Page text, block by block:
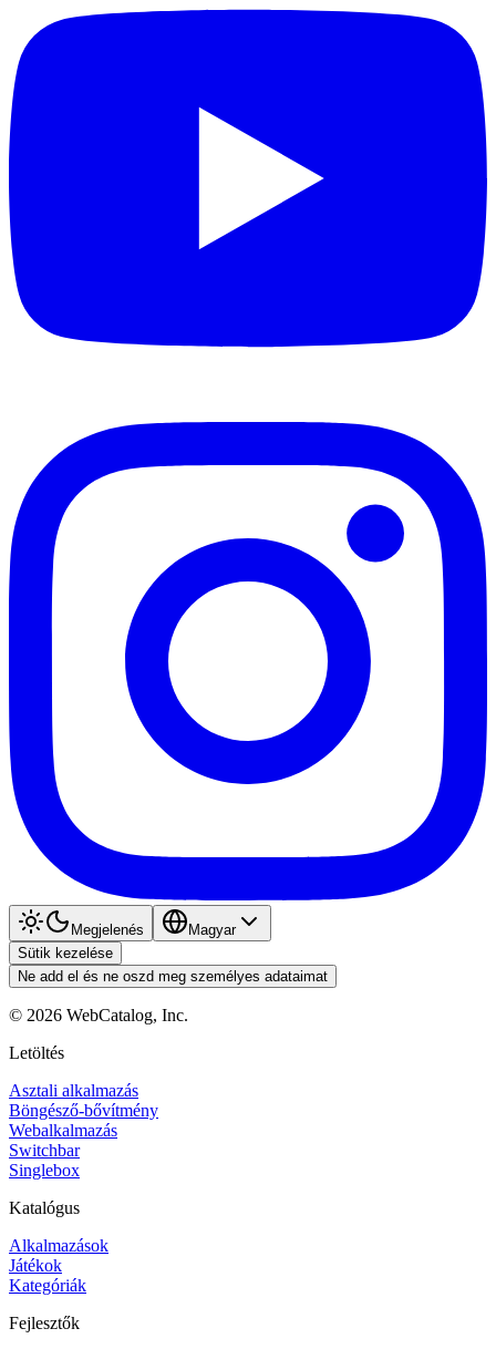
Megjelenés
Magyar
Sütik kezelése
Ne add el és ne oszd meg személyes adataimat
© 2026 WebCatalog, Inc.
Letöltés
Asztali alkalmazás
Böngésző-bővítmény
Webalkalmazás
Switchbar
Singlebox
Katalógus
Alkalmazások
Játékok
Kategóriák
Fejlesztők